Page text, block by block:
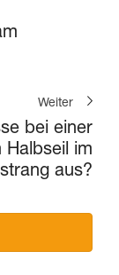
Weiter
bei einer
Halbseil im
aus?